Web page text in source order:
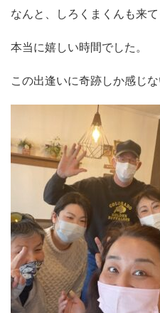
なんと、しろくまくんも来
本当に嬉しい時間でした。
この出逢いに奇跡しか感じな